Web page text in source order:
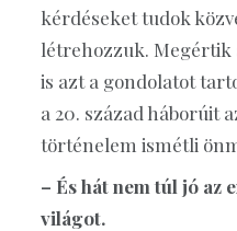
kérdéseket tudok
létrehozzuk. Megértik
is azt a gondolatot
a 20. század háborúit
történelem ismétli
– És hát nem túl jó az
világot.